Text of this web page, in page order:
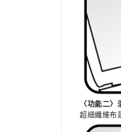
〈功能二
超細纖維布